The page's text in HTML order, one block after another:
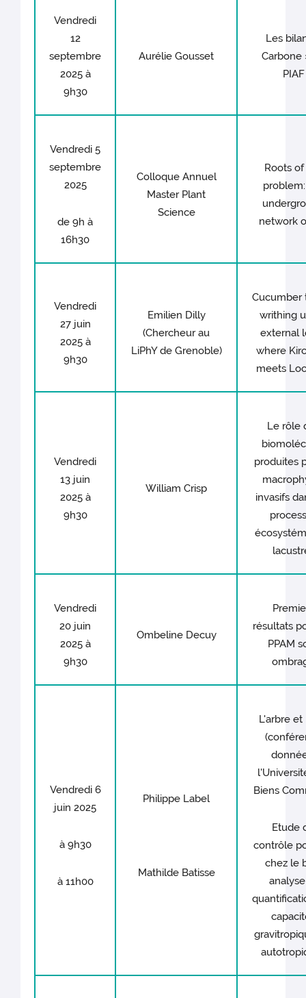
Vendredi
12
septembre
2025 à
9h30
Aurélie Gousset
Les
Carbone
PIAF
Vendredi 5
septembre
2025
de 9h à
16h30
Colloque Annuel
Master Plant
Science
Roots
network
Vendredi
27 juin
2025 à
9h30
Emilien Dilly
(Chercheur au
LiPhY de Grenoble)
Cucumber
writhing
external
where
meets
Vendredi
13 juin
2025 à
9h30
William Crisp
Le rôle
produites
invasifs
Vendredi
20 juin
2025 à
9h30
Ombeline Decuy
résultats
PPAM
Vendredi 6
juin 2025
à 9h30
à 11h00
Philippe Label
Mathilde Batisse
L'arbre et
Biens
Etude
contrôle
chez le